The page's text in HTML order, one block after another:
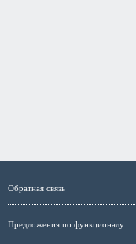
Обратная связь
Предложения по функционалу